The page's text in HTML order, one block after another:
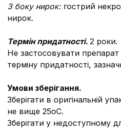
З боку нирок: гострий
нирок.
Термін придатності. 2 роки.
Не застосовувати препарат
терміну придатності,
Умови зберігання.
Зберігати в оригінальній
не вище 25оС.
Зберігати у недоступному